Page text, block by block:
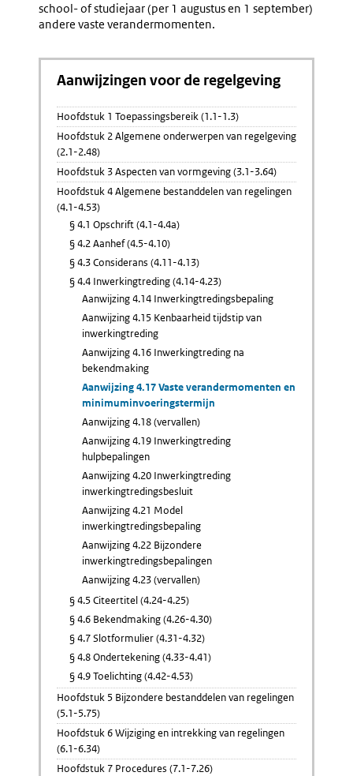
school- of studiejaar (per 1 augustus en 1 september)
andere vaste verandermomenten.
Aanwijzingen voor de regelgeving
Hoofdstuk 1 Toepassingsbereik (1.1-1.3)
Hoofdstuk 2 Algemene onderwerpen van regelgeving
(2.1-2.48)
Hoofdstuk 3 Aspecten van vormgeving (3.1-3.64)
Hoofdstuk 4 Algemene bestanddelen van regelingen
(4.1-4.53)
§ 4.1 Opschrift (4.1-4.4a)
§ 4.2 Aanhef (4.5-4.10)
§ 4.3 Considerans (4.11-4.13)
§ 4.4 Inwerkingtreding (4.14-4.23)
Aanwijzing 4.14 Inwerkingtredingsbepaling
Aanwijzing 4.15 Kenbaarheid tijdstip van
inwerkingtreding
Aanwijzing 4.16 Inwerkingtreding na
bekendmaking
Aanwijzing 4.17 Vaste verandermomenten en
minimuminvoeringstermijn
Aanwijzing 4.18 (vervallen)
Aanwijzing 4.19 Inwerkingtreding
hulpbepalingen
Aanwijzing 4.20 Inwerkingtreding
inwerkingtredingsbesluit
Aanwijzing 4.21 Model
inwerkingtredingsbepaling
Aanwijzing 4.22 Bijzondere
inwerkingtredingsbepalingen
Aanwijzing 4.23 (vervallen)
§ 4.5 Citeertitel (4.24-4.25)
§ 4.6 Bekendmaking (4.26-4.30)
§ 4.7 Slotformulier (4.31-4.32)
§ 4.8 Ondertekening (4.33-4.41)
§ 4.9 Toelichting (4.42-4.53)
Hoofdstuk 5 Bijzondere bestanddelen van regelingen
(5.1-5.75)
Hoofdstuk 6 Wijziging en intrekking van regelingen
(6.1-6.34)
Hoofdstuk 7 Procedures (7.1-7.26)